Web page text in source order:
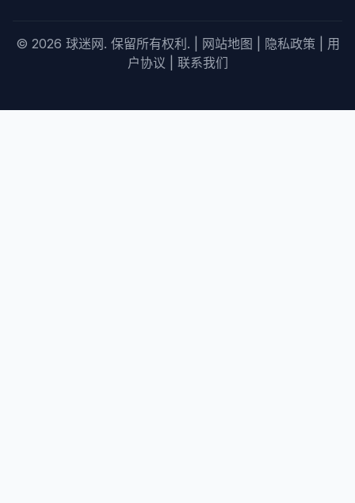
© 2026 球迷网. 保留所有权利. | 网站地图 隐私政策
用
户协议
联系我们